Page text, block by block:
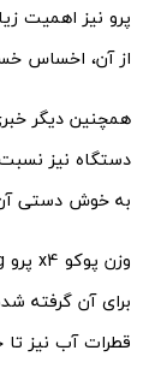
پرو نیز اهمیت
از آن، اخساس
همچنین دیگر
دستگاه نیز
به خوش دستی
برای آن گرفته
قطرات آب نیز